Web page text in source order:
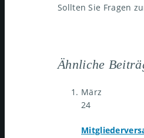
Sollten Sie Fragen
Ähnliche
März
24